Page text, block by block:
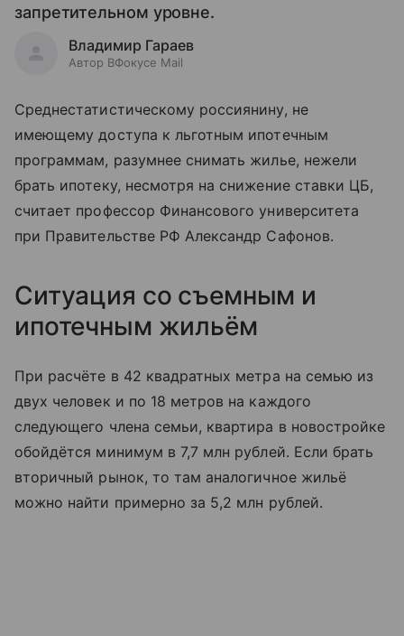
запретительном уровне.
Владимир Гараев
Автор ВФокусе Mail
Среднестатистическому россиянину, не
имеющему доступа к льготным ипотечным
программам, разумнее снимать жилье, нежели
брать ипотеку, несмотря на снижение ставки ЦБ,
считает профессор Финансового университета
при Правительстве РФ Александр Сафонов.
Ситуация со съемным и
ипотечным жильём
При расчёте в 42 квадратных метра на семью из
двух человек и по 18 метров на каждого
следующего члена семьи, квартира в новостройке
обойдётся минимум в 7,7 млн рублей. Если брать
вторичный рынок, то там аналогичное жильё
можно найти примерно за 5,2 млн рублей.